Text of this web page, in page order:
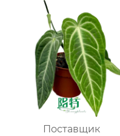
Поставщик